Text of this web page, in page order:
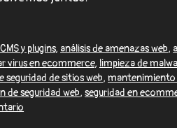
y plugins, análisis de amenazas web,
virus en ecommerce, limpieza de
de sitios web, mantenimiento
de seguridad web, seguridad en